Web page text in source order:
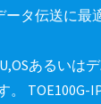
ータ伝送に最
あるいは
TOE100G-